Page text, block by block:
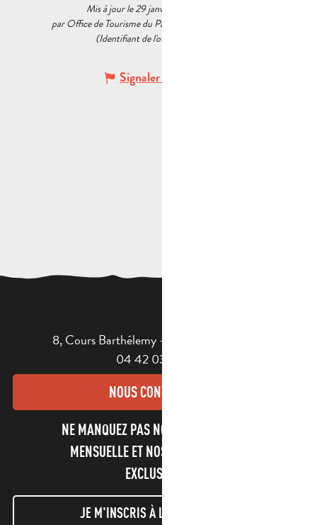
Mis à jour le 29 janvier 2024 à 09:42
par Office de Tourisme du Pays d’Aubagne et de l’Étoile
(Identifiant de l'offre :
Signaler une erreur
8, Cours Barthélemy - 13400 AUBAGNE
04 42 03 49 98
NOUS CONTACTER
NE MANQUEZ PAS NOTRE NEWSLETTER
MENSUELLE ET NOS INFORMATIONS
EXCLUSIVES !
JE M'INSCRIS À LA NEWSLETTER